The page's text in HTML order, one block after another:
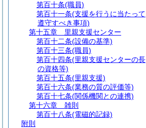
第百十条(職員)
第百十一条(支援を行うに当たって
遵守すべき事項)
第十五章
里親支援センター
第百十二条(設備の基準)
第百十三条(職員)
第百十四条(里親支援センターの長
の資格等)
第百十五条(里親支援)
第百十六条(業務の質の評価等)
第百十七条(関係機関との連携)
第十六章
雑則
第百十八条(電磁的記録)
附則